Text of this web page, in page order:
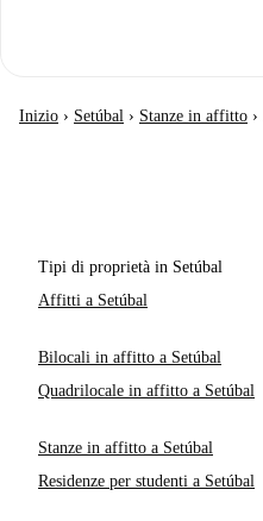
Inizio › Setúbal › Stanze in affitto ›
Tipi di proprietà in Setúbal
Affitti a Setúbal
Bilocali in affitto a Setúbal
Quadrilocale in affitto a Setúbal
Stanze in affitto a Setúbal
Residenze per studenti a Setúbal